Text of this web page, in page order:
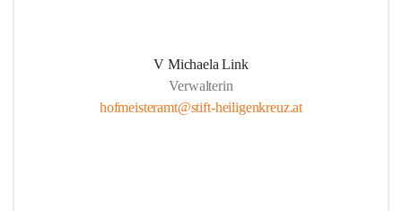
V Michaela Link
Verwalterin
hofmeisteramt@stift-heiligenkreuz.at